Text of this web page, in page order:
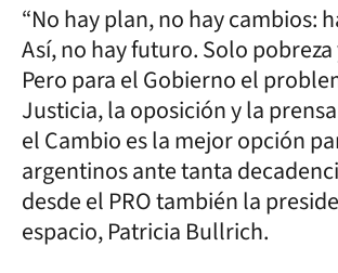
“No hay plan, no hay cambios:
Así, no hay futuro. Solo
Pero para el Gobierno el
Justicia, la oposición y la
el Cambio es la mejor opción
argentinos ante tanta
desde el PRO también la
espacio, Patricia Bullrich.